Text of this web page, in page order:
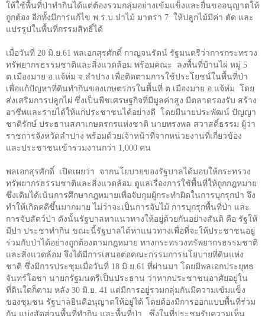
ให้ใช้พื้นที่ป่าทำกินได้แต่ต้องรวมกลุ่มอย่างเข้มแข็งและยื่นขออนุญาตให้
ถูกต้อง อีกทั้งมีการแก้ไข พ.ร.บ.ป่าไม้ มาตรา 7 ให้ปลูกไม้มีค่า ตัด และ
แปรรูปในพื้นที่กรรมสิทธิ์ได้
เมื่อวันที่ 20 มิ.ย. 61 พลเอกสุรศักดิ์ กาญจนรัตน์ รัฐมนตรีว่าการกระทรวง
ทรัพยากรธรรมชาติและสิ่งแวดล้อม พร้อมคณะ
ลงพื้นที่บ้านไผ่ หมู่ 5
ต.เมืองมาย อ.แจ้ห่ม จ.ลำปาง เพื่อติดตามการใช้ประโยชน์ในพื้นที่ป่า
เพื่อแก้ปัญหาที่ดินทำกินของเกษตรกรในพื้นที่ ต.เมืองมาย อ.แจ้ห่ม
โดย
ส่งเสริมการปลูกไผ่ ซึ่งเป็นพืชเศรษฐกิจที่มีมูลค่าสูง มีตลาดรองรับ สร้าง
อาชีพและรายได้ให้แก่ประชาชนได้อย่างดี
โดยมีนายประพัฒน์ ปัญญา
ชาติรักษ์ ประธานสภาเกษตรกรแห่งชาติ นายทรงพล สวาสดิ์ธรรม ผู้ว่า
ราชการจังหวัดลำปาง พร้อมด้วยเจ้าหน้าที่จากหน่วยงานที่เกี่ยวข้อง
และประชาชนเข้าร่วมงานกว่า 1,000 คน
พลเอกสุรศักดิ์ เปิดเผยว่า
จากนโยบายของรัฐบาลได้มอบให้กระทรวง
ทรัพยากรธรรมชาติและสิ่งแวดล้อม ดูแลเรื่องการใช้พื้นที่ให้ถูกกฎหมาย
ซึ่งเดิมได้เน้นการศึกษากฎหมายเพื่อจับกุมผู้กระทำผิดในการบุกรุกป่า จึง
ทำให้เกิดคดีขึ้นมากมาย ไม่ว่าจะเป็นการจับไม้ การบุกรุกพื้นที่ป่า และ
การจับสัตว์ป่า ดังนั้นรัฐบาลหาแนวทางให้อยู่ด้วยกันอย่างสันติ คือ รัฐให้
มีป่า ประชาทำกิน ขณะนี้รัฐบาลได้หาแนวทางเพื่อที่จะให้ประชาชนอยู่
ร่วมกับป่าได้อย่างถูกต้องตามกฎหมาย ทางกระทรวงทรัพยากรธรรมชาติ
และสิ่งแวดล้อม จึงได้มีการเสนอต่อคณะกรรมการนโยบายที่ดินแห่ง
ชาติ ซึ่งมีการประชุมเมื่อวันที่ 18 มิ.ย. 61 ที่ผ่านมา โดยมีพลเอกประยุทธ
จันทร์โอชา นายกรัฐมนตรีเป็นประธาน ว่าหากประชาชนอาศัยอยู่ใน
ที่ดินใดก็ตาม หลัง 30 มิ.ย. 41 แต่มีการอยู่รวมกลุ่มกันมีความเข้มแข็ง
ของชุมชน รัฐบาลยินดีอนุญาตให้อยู่ได้ โดยต้องมีการออกแบบพื้นที่ร่วม
กัน แบ่งสัดส่วนพื้นที่ทำกิน และพื้นที่ป่า
ซึ่งในที่ประชุมรับความเห็น